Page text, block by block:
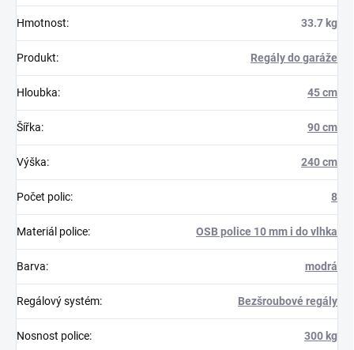
Hmotnost: 33.7 kg
Produkt: Regály do garáže
Hloubka: 45 cm
Šířka: 90 cm
Výška: 240 cm
Počet polic: 8
Materiál police: OSB police 10 mm i do vlhka
Barva: modrá
Regálový systém: Bezšroubové regály
Nosnost police: 300 kg